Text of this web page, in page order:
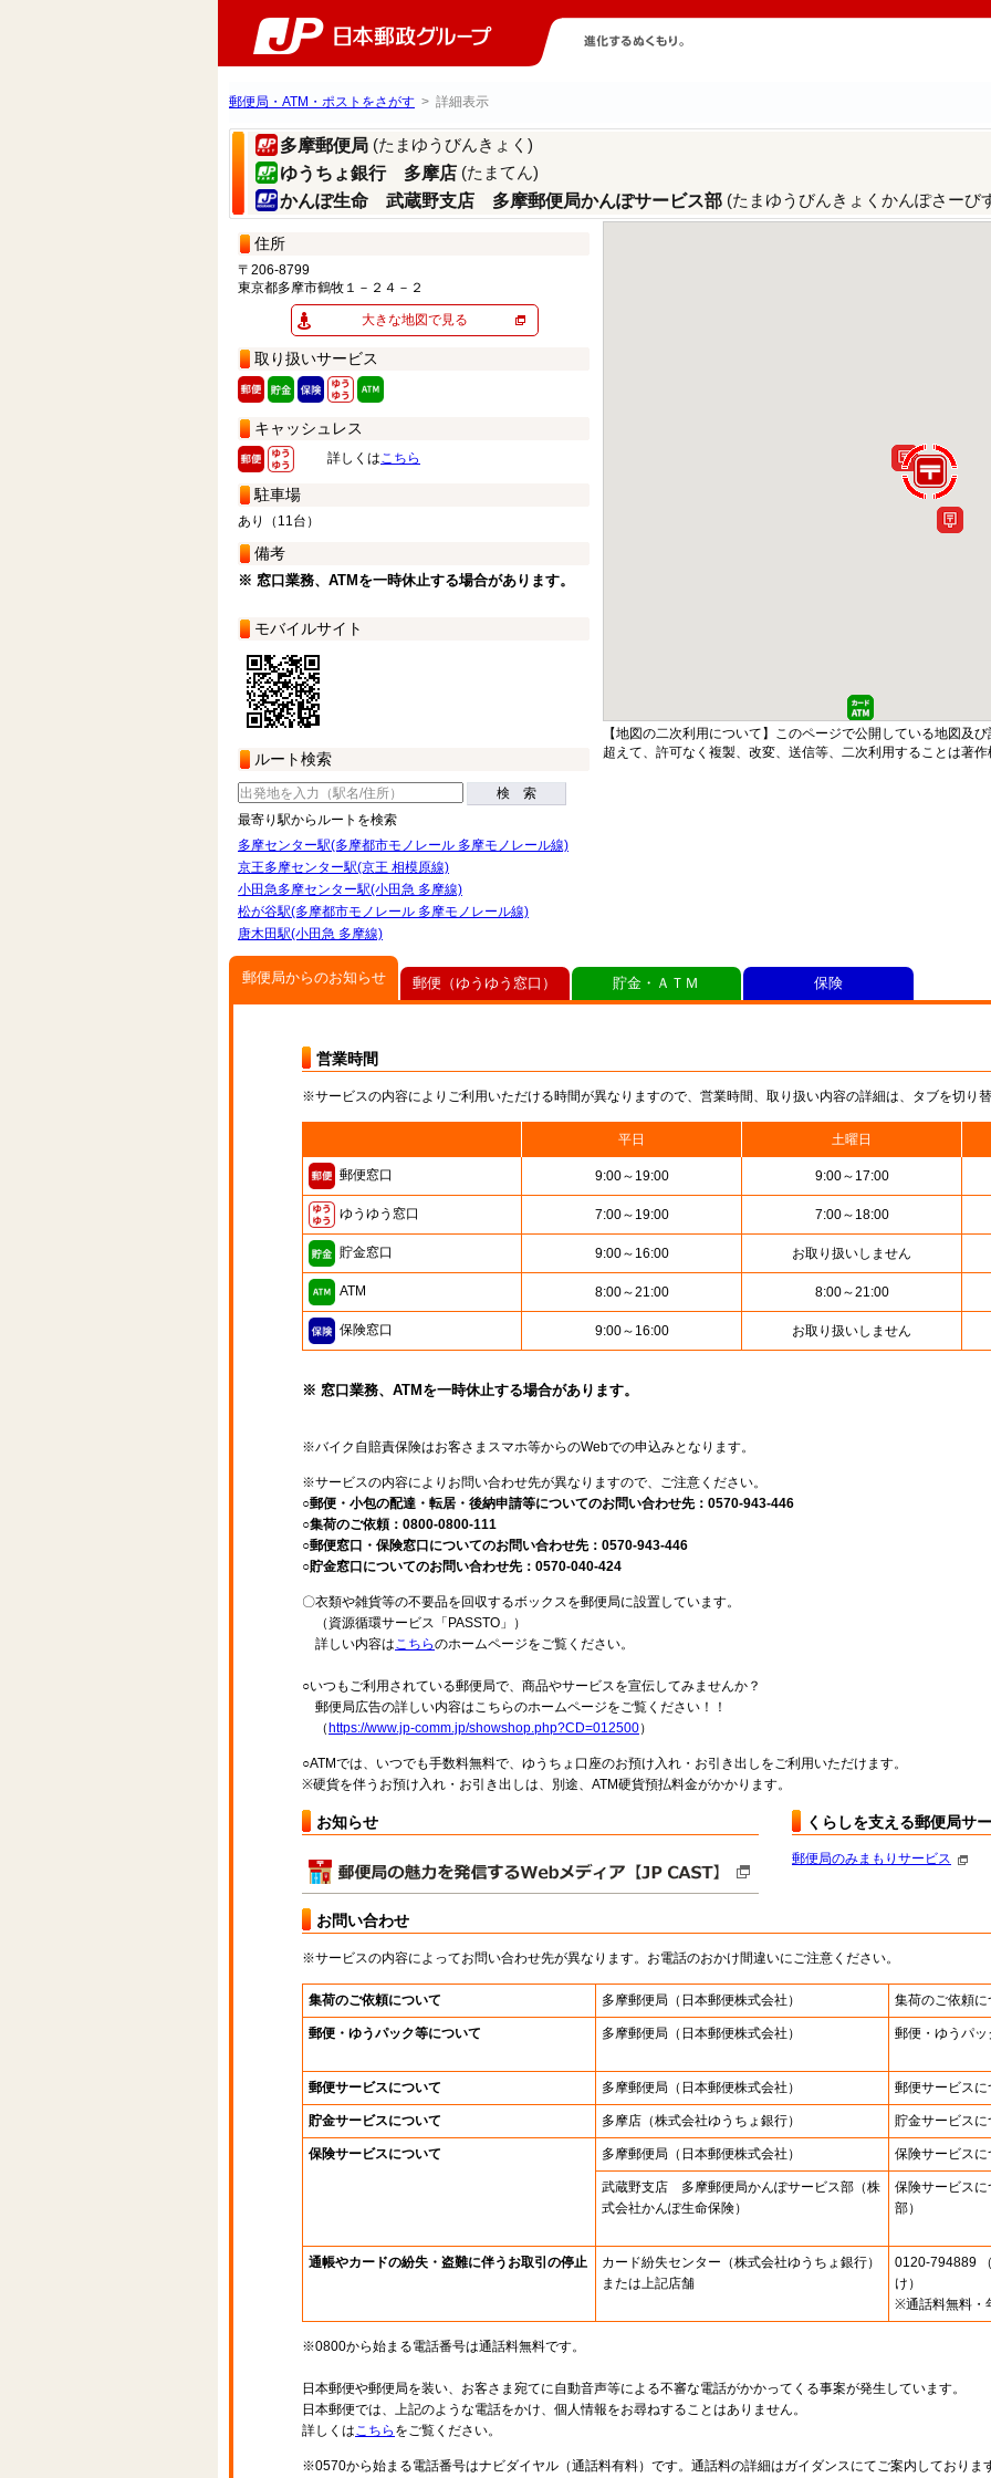
郵便局・ATM・ポストをさがす > 詳細表示
多摩郵便局 (たまゆうびんきょく)
ゆうちょ銀行 多摩店 (たまてん)
かんぽ生命 武蔵野支店 多摩郵便局かんぽサービス部 (たまゆうびんきょくかんぽさーび
住所
〒206-8799
東京都多摩市鶴牧１－２４－２
大きな地図で見る
取り扱いサービス
キャッシュレス
詳しくはこちら
駐車場
あり（11台）
備考
※ 窓口業務、ATMを一時休止する場合があります。
モバイルサイト
ルート検索
検 索
最寄り駅からルートを検索
多摩センター駅(多摩都市モノレール 多摩モノレール線)
京王多摩センター駅(京王 相模原線)
小田急多摩センター駅(小田急 多摩線)
松が谷駅(多摩都市モノレール 多摩モノレール線)
唐木田駅(小田急 多摩線)
【地図の二次利用について】このページで公開している地図及
超えて、許可なく複製、改変、送信等、二次利用することは著
郵便局からのお知らせ
営業時間
※サービスの内容によりご利用いただける時間が異なりますので、営業時間、取り扱い内容の詳細は、タブを切り
平日 土曜日
郵便窓口 9:00～19:00 9:00～17:00
ゆうゆう窓口 7:00～19:00 7:00～18:00
貯金窓口 9:00～16:00 お取り扱いしません
ATM 8:00～21:00 8:00～21:00
保険窓口 9:00～16:00 お取り扱いしません
※ 窓口業務、ATMを一時休止する場合があります。
※バイク自賠責保険はお客さまスマホ等からのWebでの申込みとなります。
※サービスの内容によりお問い合わせ先が異なりますので、ご注意ください。
○郵便・小包の配達・転居・後納申請等についてのお問い合わせ先：0570-943-446
○集荷のご依頼：0800-0800-111
○郵便窓口・保険窓口についてのお問い合わせ先：0570-943-446
○貯金窓口についてのお問い合わせ先：0570-040-424
〇衣類や雑貨等の不要品を回収するボックスを郵便局に設置しています。
（資源循環サービス「PASSTO」）
詳しい内容はこちらのホームページをご覧ください。
○いつもご利用されている郵便局で、商品やサービスを宣伝してみませんか？
郵便局広告の詳しい内容はこちらのホームページをご覧ください！！
（ https://www.jp-comm.jp/showshop.php?CD=012500）
○ATMでは、いつでも手数料無料で、ゆうちょ口座のお預け入れ・お引き出しをご利用いただけます。
※硬貨を伴うお預け入れ・お引き出しは、別途、ATM硬貨預払料金がかかります。
お知らせ くらしを支える郵便局サ
郵便局のみまもりサービス
お問い合わせ
※サービスの内容によってお問い合わせ先が異なります。お電話のおかけ間違いにご注意ください。
集荷のご依頼について 多摩郵便局 （日本郵便株式会社） 集荷のご依頼に
郵便・ゆうパック等について 多摩郵便局 （日本郵便株式会社） 郵便・ゆうパ
郵便サービスについて 多摩郵便局 （日本郵便株式会社） 郵便サービスに
貯金サービスについて 多摩店 （株式会社ゆうちょ銀行） 貯金サービスに
保険サービスについて 多摩郵便局 （日本郵便株式会社） 保険サービスに
武蔵野支店 多摩郵便局かんぽサービス部（株
式会社かんぽ生命保険）
保険サービス
部）
通帳やカードの紛失・盗難に伴うお取引の停止 カード紛失センター （株式会社ゆうちょ銀行）
または上記店舗
0120-794889
け）
※通話料無料・
※0800から始まる電話番号は通話料無料です。
日本郵便や郵便局を装い、お客さま宛てに自動音声等による不審な電話がかかってくる事案が発生しています。
日本郵便では、上記のような電話をかけ、個人情報をお尋ねすることはありません。
詳しくはこちら をご覧ください。
※0570から始まる電話番号はナビダイヤル（通話料有料）です。通話料の詳細はガイダンスにてご案内しておりま
郵便（ゆうゆう窓口） 貯金・ＡＴＭ 保険